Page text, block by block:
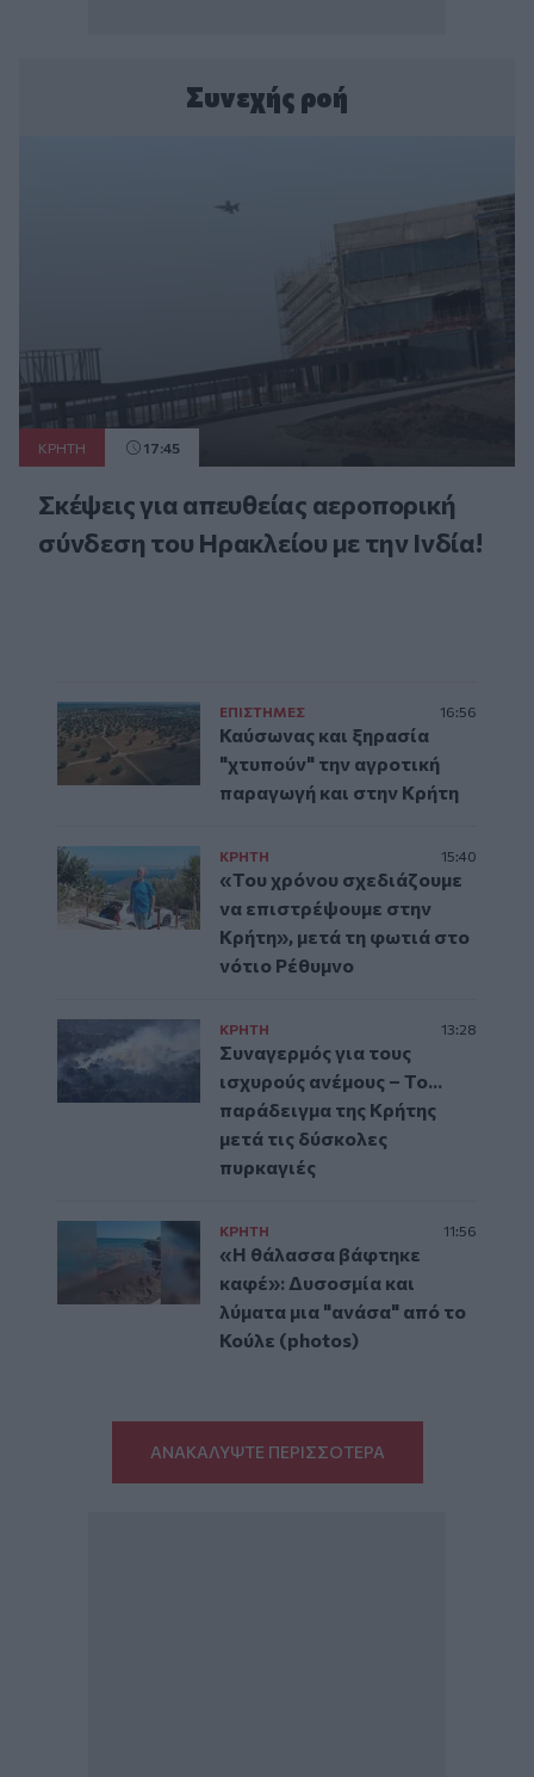
Συνεχής ροή
ΚΡΗΤΗ 17:45
Σκέψεις για απευθείας αεροπορική
σύνδεση του Ηρακλείου με την Ινδία!
ΕΠΙΣΤΗΜΕΣ 16:56
Καύσωνας και ξηρασία
"χτυπούν" την αγροτική
παραγωγή και στην Κρήτη
ΚΡΗΤΗ 15:40
«Του χρόνου σχεδιάζουμε
να επιστρέψουμε στην
Κρήτη», μετά τη φωτιά στο
νότιο Ρέθυμνο
ΚΡΗΤΗ 13:28
Συναγερμός για τους
ισχυρούς ανέμους – Το...
παράδειγμα της Κρήτης
μετά τις δύσκολες
πυρκαγιές
ΚΡΗΤΗ 11:56
«Η θάλασσα βάφτηκε
καφέ»: Δυσοσμία και
λύματα μια "ανάσα" από το
Κούλε (photos)
ΑΝΑΚΑΛΥΨΤΕ ΠΕΡΙΣΣΟΤΕΡΑ